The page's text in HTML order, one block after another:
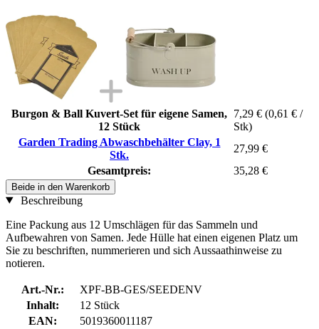
Burgon & Ball Kuvert-Set für eigene Samen,
12 Stück
7,29 € (0,61 € /
Stk)
Garden Trading Abwaschbehälter Clay, 1
Stk.
27,99 €
Gesamtpreis:
35,28 €
Beide in den Warenkorb
Beschreibung
Eine Packung aus 12 Umschlägen für das Sammeln und
Aufbewahren von Samen. Jede Hülle hat einen eigenen Platz um
Sie zu beschriften, nummerieren und sich Aussaathinweise zu
notieren.
Art.-Nr.:
XPF-BB-GES/SEEDENV
Inhalt:
12 Stück
EAN:
5019360011187